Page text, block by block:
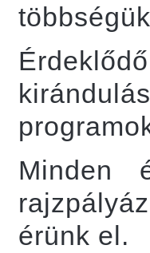
Minden
érünk el.